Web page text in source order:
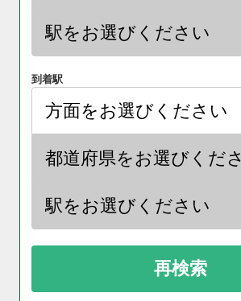
到着駅
再検索